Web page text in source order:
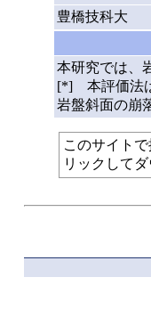
豊橋技科大
本研究では、
[*] 本評価法は
岩盤斜面の崩
このサイト
リックして